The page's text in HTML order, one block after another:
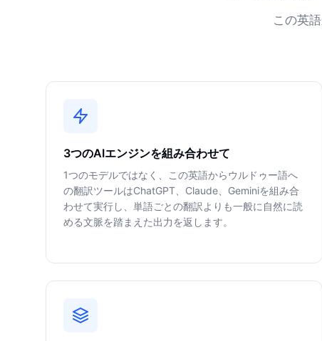
この英
3つのAIエンジンを組み合わせて
1つのモデルではなく、この英語からウルドゥー語へ
の翻訳ツールはChatGPT、Claude、Geminiを組み合
わせて実行し、単語ごとの翻訳よりも一般に自然に読
める文脈を踏まえた出力を返します。